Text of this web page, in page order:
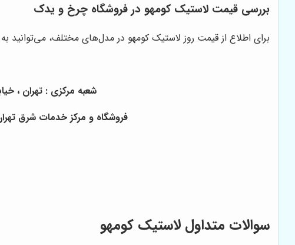
بررسی قیمت لاستیک کومهو در فروشگاه چرخ و یدک
برای اطلاع از قیمت روز لاستیک کومهو در مدل‌های مختلف، می‌توانید
شعبه مرکزی : تهران ، خیابان
فروشگاه و مرکز خدمات شرق
سوالات متداول لاستیک کومهو